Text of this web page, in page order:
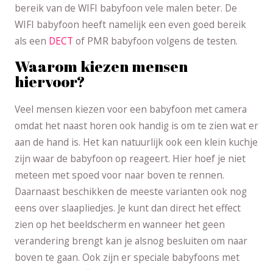
bereik van de WIFI babyfoon vele malen beter. De
WIFI babyfoon heeft namelijk een even goed bereik
als een DECT of PMR babyfoon volgens de testen.
Waarom kiezen mensen
hiervoor?
Veel mensen kiezen voor een babyfoon met camera
omdat het naast horen ook handig is om te zien wat er
aan de hand is. Het kan natuurlijk ook een klein kuchje
zijn waar de babyfoon op reageert. Hier hoef je niet
meteen met spoed voor naar boven te rennen.
Daarnaast beschikken de meeste varianten ook nog
eens over slaapliedjes. Je kunt dan direct het effect
zien op het beeldscherm en wanneer het geen
verandering brengt kan je alsnog besluiten om naar
boven te gaan. Ook zijn er speciale babyfoons met